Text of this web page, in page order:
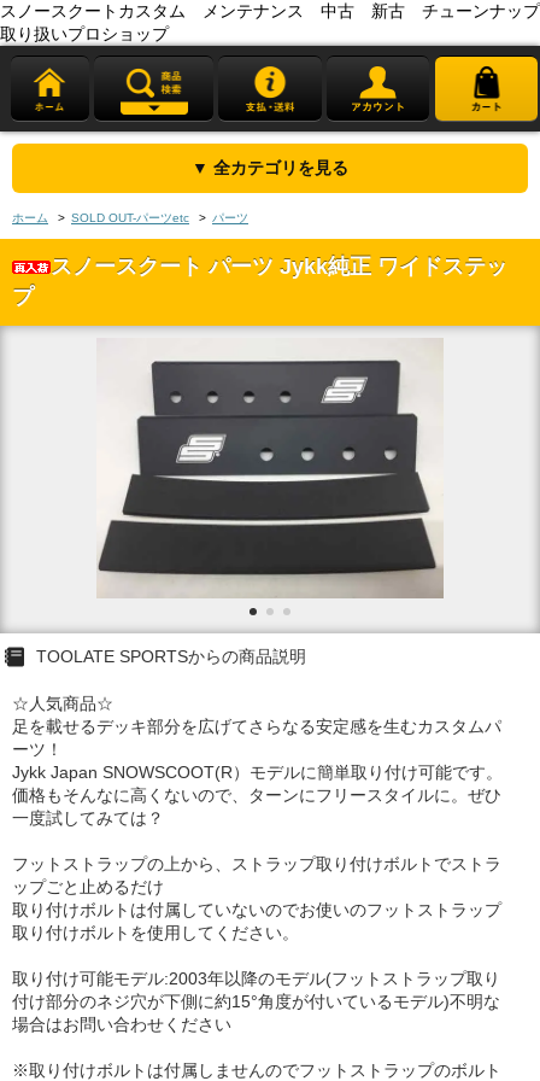
スノースクートカスタム メンテナンス 中古 新古 チューンナップ
取り扱いプロショップ
▼ 全カテゴリを見る
ホーム > SOLD OUT-パーツetc > パーツ
スノースクート パーツ Jykk純正 ワイドステッ
プ
TOOLATE SPORTSからの商品説明
☆人気商品☆
足を載せるデッキ部分を広げてさらなる安定感を生むカスタムパ
ーツ！
Jykk Japan SNOWSCOOT(R）モデルに簡単取り付け可能です。
価格もそんなに高くないので、ターンにフリースタイルに。ぜひ
一度試してみては？
フットストラップの上から、ストラップ取り付けボルトでストラ
ップごと止めるだけ
取り付けボルトは付属していないのでお使いのフットストラップ
取り付けボルトを使用してください。
取り付け可能モデル:2003年以降のモデル(フットストラップ取り
付け部分のネジ穴が下側に約15°角度が付いているモデル)不明な
場合はお問い合わせください
※取り付けボルトは付属しませんのでフットストラップのボルト